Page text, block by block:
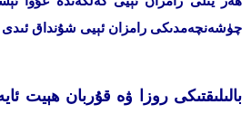
چۈشەنچەمدىكى رامزان ئېيى شۇنداق ئىدى
بالىلىقتىكى روزا ۋە قۇربان ھېيت